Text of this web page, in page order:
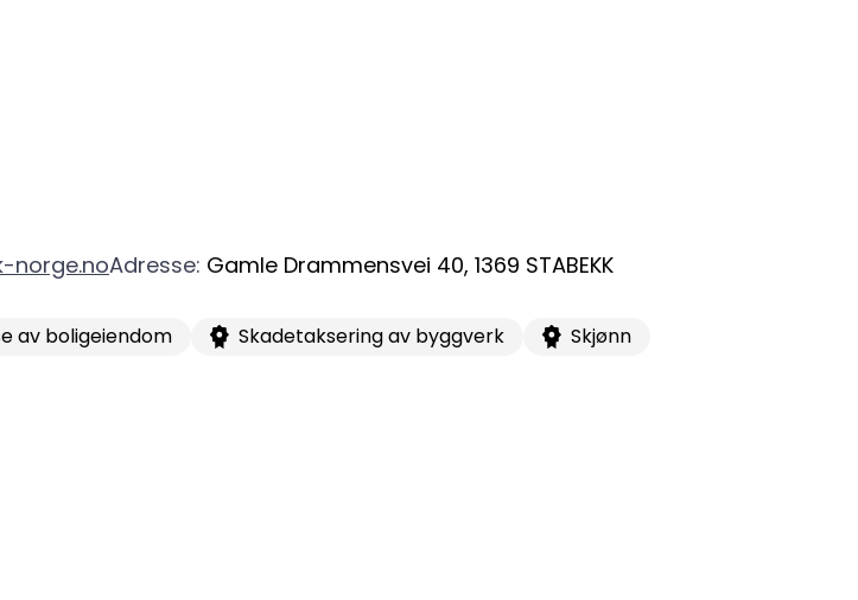
norge.noAdresse: Gamle Drammensvei 40, 1369 STABEKK
av boligeiendom Skadetaksering av byggverk Skjønn